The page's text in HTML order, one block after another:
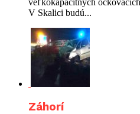
veľkokapacitných
V Skalici budú...
Záhorí